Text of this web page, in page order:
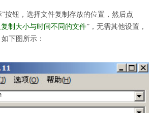
钮，选择文件复制存放的位置，然后点
制大小与时间不同的文件”，无需其他设置，
下图所示：